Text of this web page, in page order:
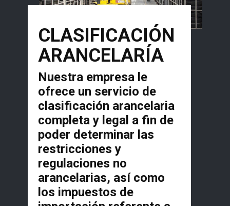
CLASIFICACIÓN
ARANCELARÍA
Nuestra empresa le
ofrece un servicio de
clasificación arancelaria
completa y legal a fin de
poder determinar las
restricciones y
regulaciones no
arancelarias, así como
los impuestos de